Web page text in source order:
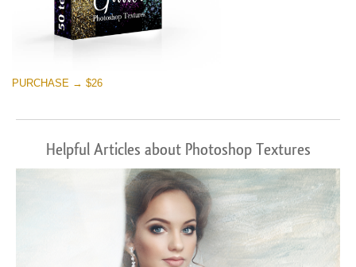
PURCHASE → $26
Helpful Articles about Photoshop Textures